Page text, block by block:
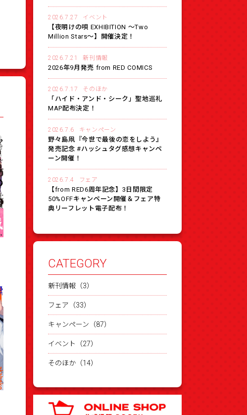
2026.7.27 イベント
【夜明けの唄 EXHIBITION 〜Two
Million Stars〜】開催決定！
2026.7.21 新刊情報
2026年9月発売 from RED COMICS
2026.7.17 そのほか
「ハイド・アンド・シーク」聖地巡礼
MAP配布決定！
2026.7.6 キャンペーン
野々島凧『今世で最後の恋をしよう』
発売記念 #ハッシュタグ感想キャンペ
ーン開催！
2026.7.4 フェア
【from RED6周年記念】3日間限定
50%OFFキャンペーン開催＆フェア特
典リーフレット電子配布！
CATEGORY
新刊情報（3）
フェア（33）
キャンペーン（87）
イベント（27）
そのほか（14）